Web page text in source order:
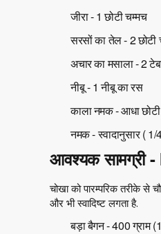
जीरा - 1 छोटी चम्मच
सरसों का तेल - 2 छोटी
अचार का मसाला - 2
नीबू - 1 नीबू का रस
काला नमक - आधा
नमक - स्वादानुसार ( 1/
आवश्यक
चोखा को पारम्परिक तरीके से
और भी स्वादिष्ट लगता है.
बड़ा बैगन - 400 ग्राम